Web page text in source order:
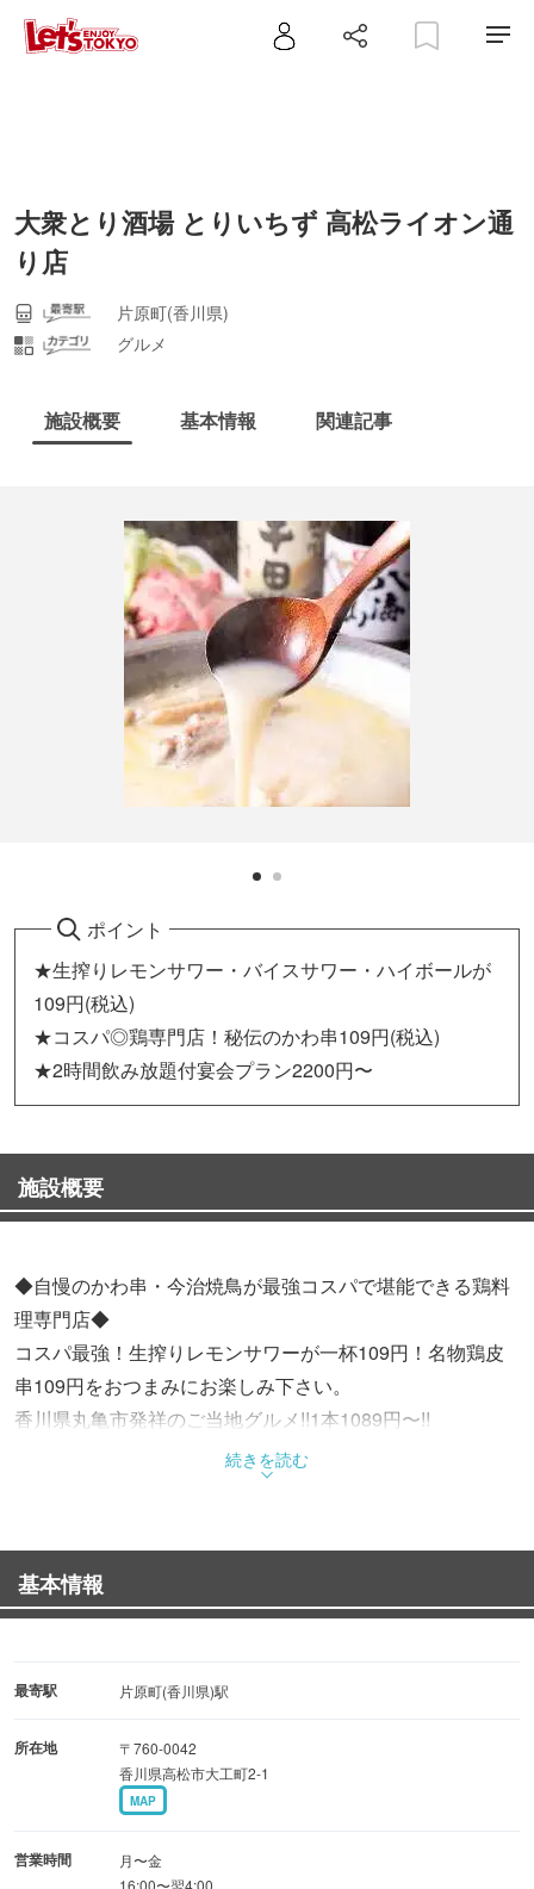
大衆とり酒場 とりいちず 高松ライオン通
り店
片原町(香川県)
グルメ
施設概要 基本情報 関連記事
ポイント
★生搾りレモンサワー・バイスサワー・ハイボールが
109円(税込)
★コスパ◎鶏専門店！秘伝のかわ串109円(税込)
★2時間飲み放題付宴会プラン2200円〜
施設概要
◆自慢のかわ串・今治焼鳥が最強コスパで堪能できる鶏料
理専門店◆
コスパ最強！生搾りレモンサワーが一杯109円！名物鶏皮
串109円をおつまみにお楽しみ下さい。
香川県丸亀市発祥のご当地グルメ!!1本1089円〜!!
秘伝の漬け込み地でじっくり味を染み込ませ独自に調合し
たタレをかけ、外はカリッと、中はジューシーに焼き上げ
味付けは「なし・基本・辛・鬼辛」からお選びいただけま
す！追加で骨付鳥の向こう側(おにぎり)（税込109円）をタ
レに浸して召し上がれ♪
※チャージ料金462円(税込)
【テイクアウト実施中】
ほぼ全品テイクアウト可能！！
続きを読む
基本情報
最寄駅 片原町(香川県)駅
所在地
〒760-0042
香川県高松市大工町2-1
MAP
営業時間
月〜金
16:00〜翌4:00